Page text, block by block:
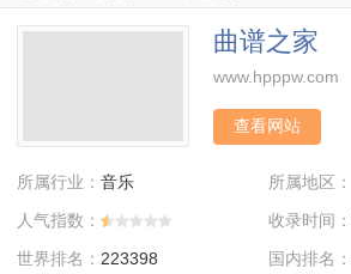
曲谱之家
www.hpppw.com
查看网站
所属行业： 音乐
所属地区：
人气指数：
收录时间：
世界排名： 223398 国内排名：